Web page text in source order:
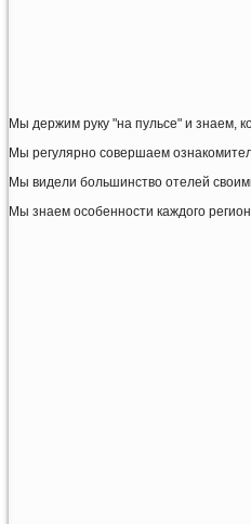
Мы держим руку "на пульсе" и знаем,
Мы регулярно совершаем
Мы видели большинство отелей
Мы знаем особенности каждого